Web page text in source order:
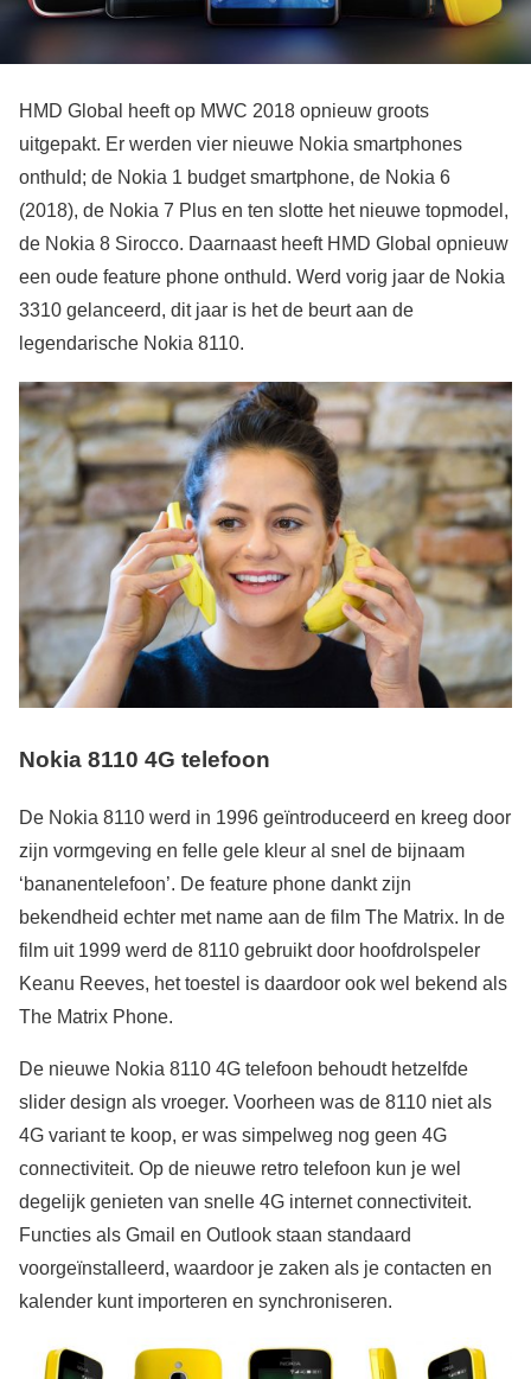
HMD Global heeft op MWC 2018 opnieuw groots
uitgepakt. Er werden vier nieuwe Nokia smartphones
onthuld; de Nokia 1 budget smartphone, de Nokia 6
(2018), de Nokia 7 Plus en ten slotte het nieuwe topmodel,
de Nokia 8 Sirocco. Daarnaast heeft HMD Global opnieuw
een oude feature phone onthuld. Werd vorig jaar de Nokia
3310 gelanceerd, dit jaar is het de beurt aan de
legendarische Nokia 8110.
Nokia 8110 4G telefoon
De Nokia 8110 werd in 1996 geïntroduceerd en kreeg door
zijn vormgeving en felle gele kleur al snel de bijnaam
‘bananentelefoon’. De feature phone dankt zijn
bekendheid echter met name aan de film The Matrix. In de
film uit 1999 werd de 8110 gebruikt door hoofdrolspeler
Keanu Reeves, het toestel is daardoor ook wel bekend als
The Matrix Phone.
De nieuwe Nokia 8110 4G telefoon behoudt hetzelfde
slider design als vroeger. Voorheen was de 8110 niet als
4G variant te koop, er was simpelweg nog geen 4G
connectiviteit. Op de nieuwe retro telefoon kun je wel
degelijk genieten van snelle 4G internet connectiviteit.
Functies als Gmail en Outlook staan standaard
voorgeïnstalleerd, waardoor je zaken als je contacten en
kalender kunt importeren en synchroniseren.